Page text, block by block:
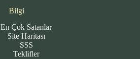
Bilgi
En Çok Satanlar
Site Haritası
SSS
Teklifler